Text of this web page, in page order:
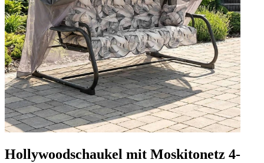
Hollywoodschaukel mit Moskitonetz 4-